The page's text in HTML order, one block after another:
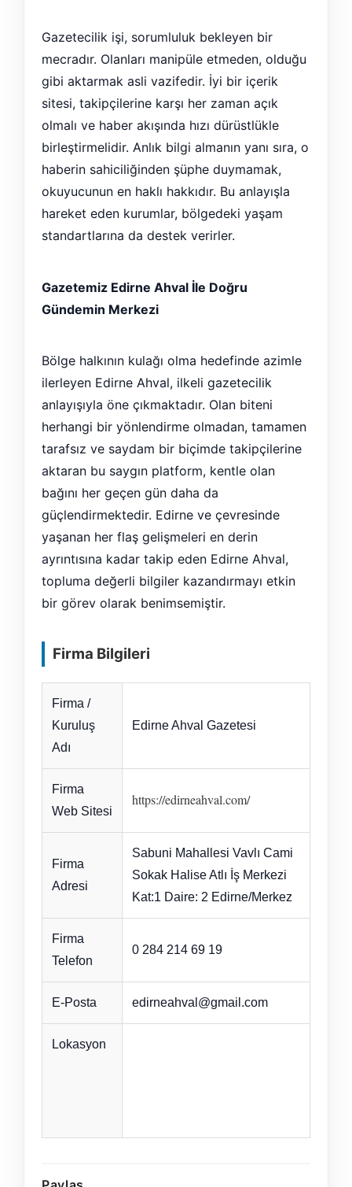
Gazetecilik işi, sorumluluk bekleyen bir
mecradır. Olanları manipüle etmeden, olduğu
gibi aktarmak asli vazifedir. İyi bir içerik
sitesi, takipçilerine karşı her zaman açık
olmalı ve haber akışında hızı dürüstlükle
birleştirmelidir. Anlık bilgi almanın yanı sıra, o
haberin sahiciliğinden şüphe duymamak,
okuyucunun en haklı hakkıdır. Bu anlayışla
hareket eden kurumlar, bölgedeki yaşam
standartlarına da destek verirler.
Gazetemiz Edirne Ahval İle Doğru
Gündemin Merkezi
Bölge halkının kulağı olma hedefinde azimle
ilerleyen Edirne Ahval, ilkeli gazetecilik
anlayışıyla öne çıkmaktadır. Olan biteni
herhangi bir yönlendirme olmadan, tamamen
tarafsız ve saydam bir biçimde takipçilerine
aktaran bu saygın platform, kentle olan
bağını her geçen gün daha da
güçlendirmektedir. Edirne ve çevresinde
yaşanan her flaş gelişmeleri en derin
ayrıntısına kadar takip eden Edirne Ahval,
topluma değerli bilgiler kazandırmayı etkin
bir görev olarak benimsemiştir.
Firma Bilgileri
Firma /
Kuruluş
Adı
Edirne Ahval Gazetesi
Firma
Web Sitesi
https://edirneahval.com/
Firma
Adresi
Sabuni Mahallesi Vavlı Cami
Sokak Halise Atlı İş Merkezi
Kat:1 Daire: 2 Edirne/Merkez
Firma
Telefon
0 284 214 69 19
E-Posta edirneahval@gmail.com
Lokasyon